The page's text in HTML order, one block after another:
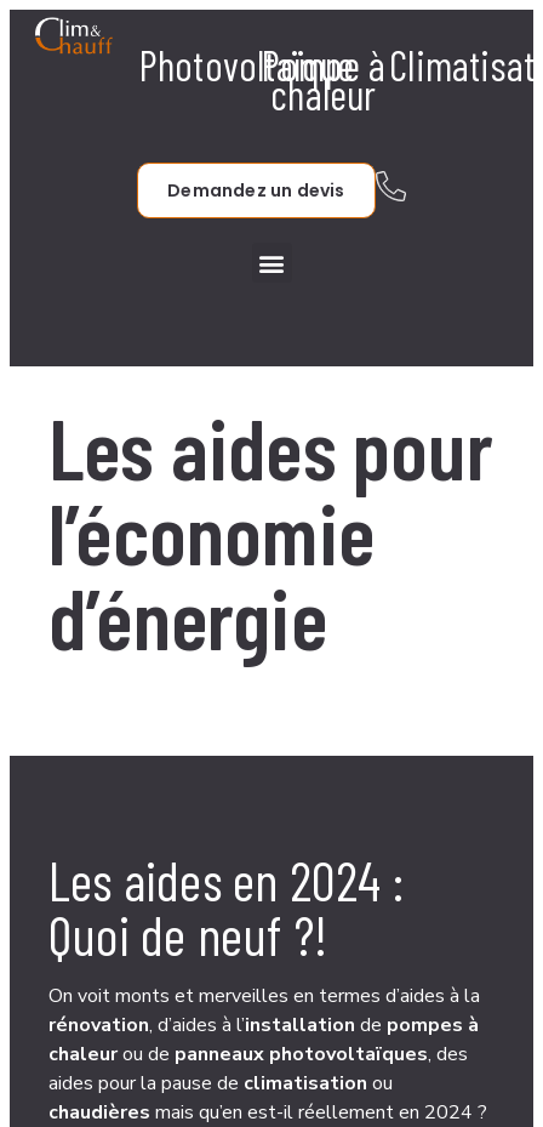
Photovoltaïque
Pompe à
chaleur
Demandez un devis
Les aides pour
l’économie
d’énergie
Les aides en 2024 :
Quoi de neuf ?!
On voit monts et merveilles en termes d’aides à la
rénovation, d’aides à l’installation de pompes à
chaleurou de panneaux photovoltaïques, des
aides pour la pause de climatisation ou
chaudières mais qu’en est-il réellement en 2024 ?